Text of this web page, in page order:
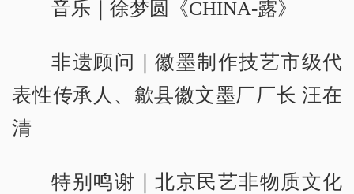
音乐｜徐梦圆《CHINA-露》
非遗顾问｜徽墨制作技艺市级代
表性传承人、歙县徽文墨厂厂长 汪在
清
特别鸣谢｜北京民艺非物质文化